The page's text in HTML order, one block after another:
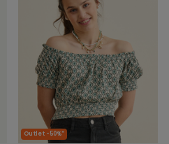
Outlet -50%*